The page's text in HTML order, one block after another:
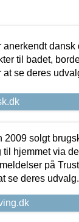
til badet,
se deres
2009 solgt
hjemmet via
på
se deres udvalg.